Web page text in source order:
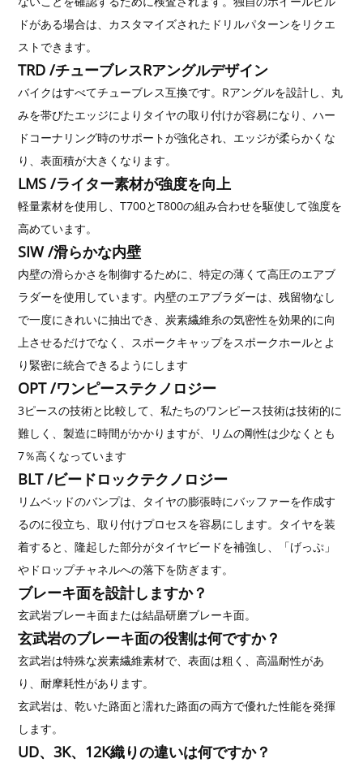
ドがある場合は、カスタマイズされたドリルパターンをリクエ
ストできます。
TRD /チューブレスRアングルデザイン
バイクはすべてチューブレス互換です。Rアングルを設計し、丸
みを帯びたエッジによりタイヤの取り付けが容易になり、ハー
ドコーナリング時のサポートが強化され、エッジが柔らかくな
り、表面積が大きくなります。
LMS /ライター素材が強度を向上
軽量素材を使用し、T700とT800の組み合わせを駆使して強度を
高めています。
SIW /滑らかな内壁
内壁の滑らかさを制御するために、特定の薄くて高圧のエアブ
ラダーを使用しています。内壁のエアブラダーは、残留物なし
で一度にきれいに抽出でき、炭素繊維糸の気密性を効果的に向
上させるだけでなく、スポークキャップをスポークホールとよ
り緊密に統合できるようにします
OPT /ワンピーステクノロジー
3ピースの技術と比較して、私たちのワンピース技術は技術的に
難しく、製造に時間がかかりますが、リムの剛性は少なくとも
7％高くなっています
BLT /ビードロックテクノロジー
リムベッドのバンプは、タイヤの膨張時にバッファーを作成す
るのに役立ち、取り付けプロセスを容易にします。タイヤを装
着すると、隆起した部分がタイヤビードを補強し、「げっぷ」
やドロップチャネルへの落下を防ぎます。
ブレーキ面を設計しますか？
玄武岩ブレーキ面または結晶研磨ブレーキ面。
玄武岩のブレーキ面の役割は何ですか？
玄武岩は特殊な炭素繊維素材で、表面は粗く、高温耐性があ
り、耐摩耗性があります。
玄武岩は、乾いた路面と濡れた路面の両方で優れた性能を発揮
します。
UD、3K、12K織りの違いは何ですか？